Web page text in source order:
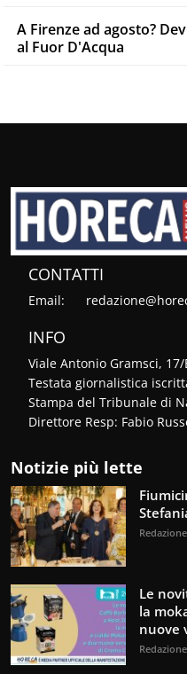
A Firenze ad agosto?
al Fuor D'Acqua
CONTATTI
Email:
INFO
Viale Antonio Gramsci,
Testata giornalistica
Stampa del Tribunale di
Direttore Resp: Fabio
Notizie più lette
Le
la
nuove
Redazione